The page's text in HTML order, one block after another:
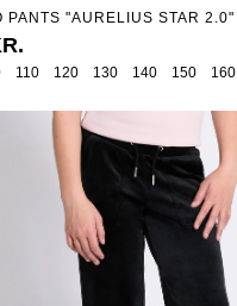
110 120 130 140 150 160
PANTS "AURELIUS STAR 2.0"